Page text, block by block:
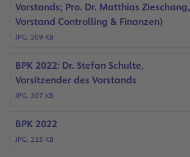
Vorstands; Pro. Dr. Matthias Zieschang,
Vorstand Controlling & Finanzen)
JPG, 209 KB
BPK 2022: Dr. Stefan Schulte,
Vorsitzender des Vorstands
JPG, 307 KB
BPK 2022
JPG, 215 KB